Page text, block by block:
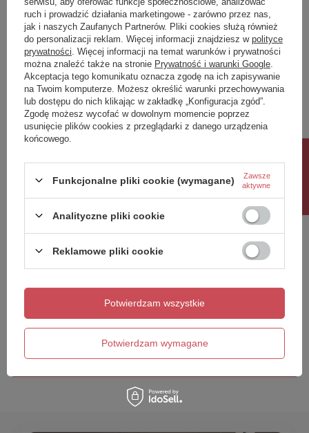
Napisz swoją opinię
Twoja ocena:
5/5
Treść twojej opinii
Dodaj własne zdjęcie produktu:
Wyślij opinię
ruch i prowadzić działania marketingowe - zarówno przez nas,
jak i naszych Zaufanych Partnerów. Pliki cookies służą również
do personalizacji reklam. Więcej informacji znajdziesz w polityce
prywatności . Więcej informacji na temat warunków i prywatności
można znaleźć także na stronie Prywatność i warunki Google
Akceptacja tego komunikatu oznacza zgodę na ich zapisywanie
na Twoim komputerze. Możesz określić warunki przechowywania
lub dostępu do nich klikając w zakładkę „Konfiguracja zgód”.
Zgodę możesz wycofać w dowolnym momencie poprzez
usunięcie plików cookies z przeglądarki z danego urządzenia
końcowego.
Funkcjonalne pliki cookie (wymagane) Zawsze
aktywne
Analityczne pliki cookie
Reklamowe pliki cookie
Potwierdzam wymagane
Potwierdzam wszystkie